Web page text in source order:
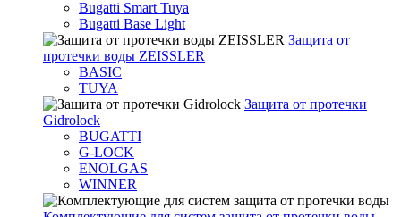
Bugatti Smart Tuya
Bugatti Base Light
Защита от
протечки воды ZEISSLER
BASIC
TUYA
Защита от протечки
Gidrolock
BUGATTI
G-LOCK
ENOLGAS
WINNER